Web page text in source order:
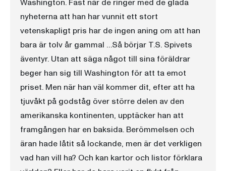
Washington. Fast när de ringer med de glada
nyheterna att han har vunnit ett stort
vetenskapligt pris har de ingen aning om att han
bara är tolv år gammal …Så börjar T.S. Spivets
äventyr. Utan att säga något till sina föräldrar
beger han sig till Washington för att ta emot
priset. Men när han väl kommer dit, efter att ha
tjuvåkt på godståg över större delen av den
amerikanska kontinenten, upptäcker han att
framgången har en baksida. Berömmelsen och
äran hade låtit så lockande, men är det verkligen
vad han vill ha? Och kan kartor och listor förklara